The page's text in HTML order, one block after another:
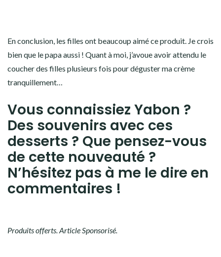
En conclusion, les filles ont beaucoup aimé ce produit. Je crois
bien que le papa aussi ! Quant à moi, j’avoue avoir attendu le
coucher des filles plusieurs fois pour déguster ma crème
tranquillement…
Vous connaissiez Yabon ?
Des souvenirs avec ces
desserts ? Que pensez-vous
de cette nouveauté ?
N’hésitez pas à me le dire en
commentaires !
Produits offerts. Article Sponsorisé.